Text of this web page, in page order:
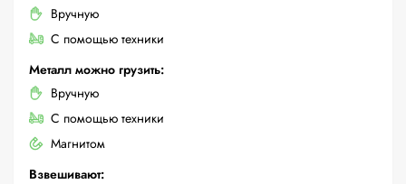
Вручную
С помощью техники
Металл можно грузить:
Вручную
С помощью техники
Магнитом
Взвешивают: